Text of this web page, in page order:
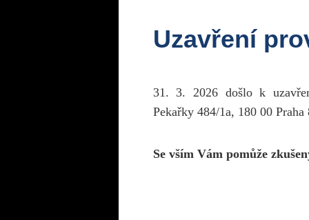
Uzavření
31. 3. 2026 došlo k
Pekařky 484/1a, 180 00 Praha
Se vším Vám pomůže